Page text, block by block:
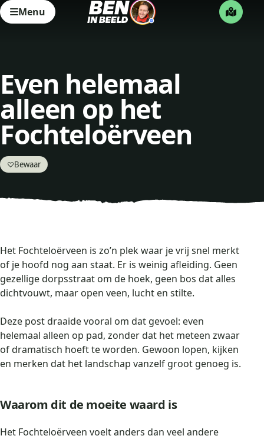
Menu
Even helemaal
alleen op het
Fochteloërveen
♡Bewaar
Het Fochteloërveen is zo’n plek waar je vrij snel merkt
of je hoofd nog aan staat. Er is weinig afleiding. Geen
gezellige dorpsstraat om de hoek, geen bos dat alles
dichtvouwt, maar open veen, lucht en stilte.
Deze post draaide vooral om dat gevoel: even
helemaal alleen op pad, zonder dat het meteen zwaar
of dramatisch hoeft te worden. Gewoon lopen, kijken
en merken dat het landschap vanzelf groot genoeg is.
Waarom dit de moeite waard is
Het Fochteloërveen voelt anders dan veel andere